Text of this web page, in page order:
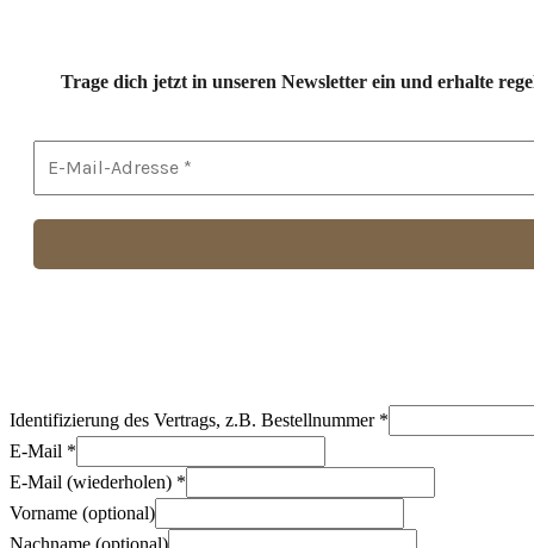
Trage dich jetzt in unseren Newsletter ein und erhalte
Identifizierung des Vertrags, z.B. Bestellnummer *
E-Mail *
E-Mail (wiederholen) *
Vorname (optional)
Nachname (optional)